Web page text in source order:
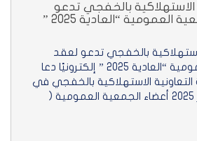
الاستهلاكية بالخفجي تدعو
لعقد اجتماع الجمعية العمومية “العادية 2025 ”
بالخفجي تدعو لعقد
اجتماع الجمعية العمومية “العادية 2025 ” إلكترونيًا دعا
الاستهلاكية بالخفجي في